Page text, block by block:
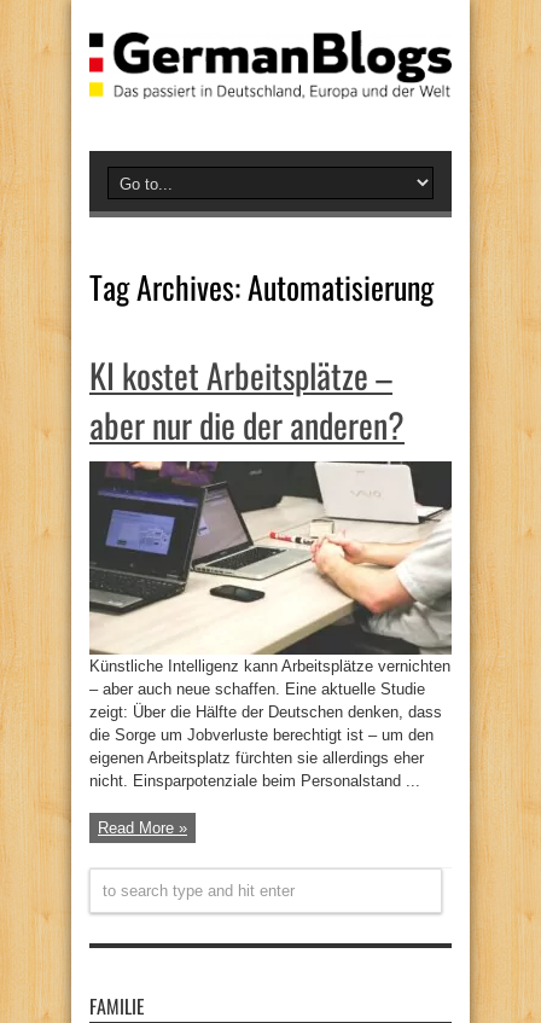
Tag Archives:Automatisierung
KI kostet Arbeitsplätze –
aber nur die der anderen?
Künstliche Intelligenz kann Arbeitsplätze vernichten
– aber auch neue schaffen. Eine aktuelle Studie
zeigt: Über die Hälfte der Deutschen denken, dass
die Sorge um Jobverluste berechtigt ist – um den
eigenen Arbeitsplatz fürchten sie allerdings eher
nicht. Einsparpotenziale beim Personalstand ...
Read More »
FAMILIE